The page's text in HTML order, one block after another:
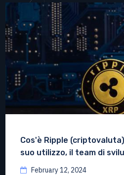
Cos'è Ripple
suo utilizzo, il team di
February 12, 2024